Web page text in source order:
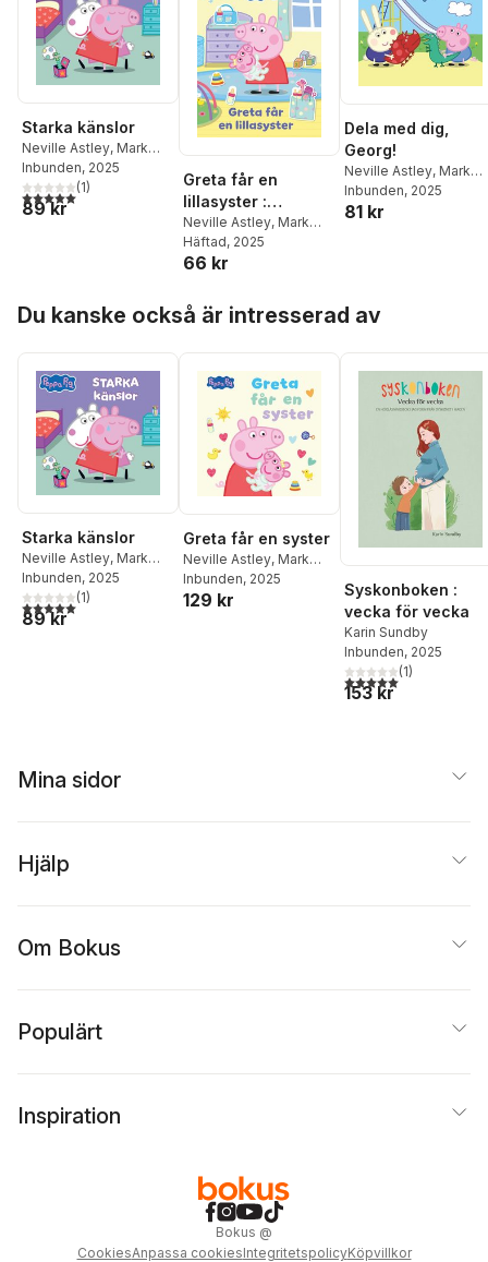
Starka känslor
Neville Astley, Mark
Baker
Inbunden, 2025
5,0utav 5 stjärnor. Totalt antal röster:
(1)
89 kr
Greta får en
lillasyster :
Pysselbok med
klistermärken
Neville Astley, Mark
Baker
Häftad, 2025
66 kr
Dela med dig,
Georg!
Neville Astley, Mark
Baker
Inbunden, 2025
81 kr
Du kanske också är intresserad av
Starka känslor
Neville Astley, Mark
Baker
Inbunden, 2025
5,0utav 5 stjärnor. Totalt antal röster:
(1)
89 kr
Greta får en syster
Neville Astley, Mark
Baker
Inbunden, 2025
129 kr
Syskonboken :
vecka för vecka
Karin Sundby
Inbunden, 2025
5,0utav 5 stjärnor.
(1)
153 kr
Mina sidor
Hjälp
Om Bokus
Populärt
Inspiration
Bokus @
CookiesAnpassa cookiesIntegritetspolicyKöpvillkor